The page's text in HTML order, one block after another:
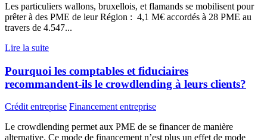
Les particuliers wallons, bruxellois, et flamands se mobilisent pour
prêter à des PME de leur Région : 4,1 M€ accordés à 28 PME au
travers de 4.547...
Lire la suite
Pourquoi les comptables et fiduciaires
recommandent-ils le crowdlending à leurs clients?
Crédit entreprise Financement entreprise
Le crowdlending permet aux PME de se financer de manière
alternative. Ce mode de financement n’est plus un effet de mode